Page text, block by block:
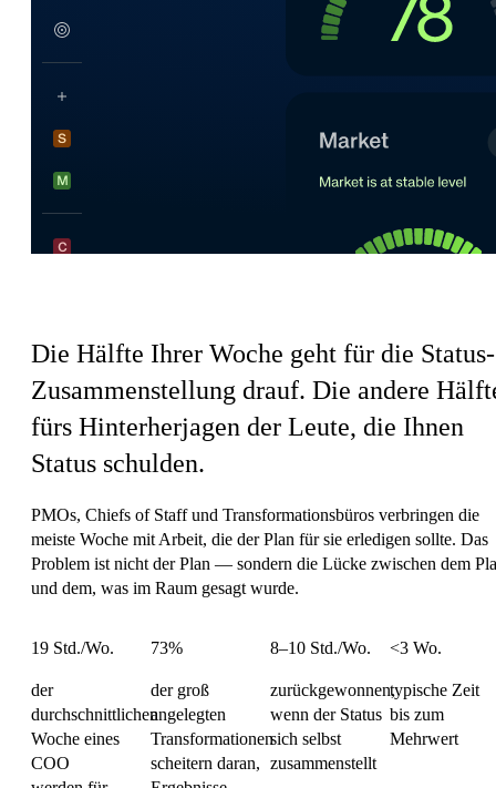
Die Hälfte Ihrer Woche geht für die Status-
Zusammenstellung drauf. Die andere
fürs Hinterherjagen der Leute, die Ihnen
Status schulden.
PMOs, Chiefs of Staff und Transformationsbüros verbringen die
meiste Woche mit Arbeit, die der Plan für sie erledigen sollte. Das
Problem ist nicht der Plan — sondern die Lücke zwischen dem
und dem, was im Raum gesagt wurde.
19 Std./Wo.
der
durchschnittlichen
Woche eines
COO
73%
der groß
angelegten
Transformationen
scheitern daran,
8–10 Std./Wo.
zurückgewonnen,
wenn der Status
sich selbst
zusammenstellt
<3 Wo.
typische Zeit
bis zum
Mehrwert